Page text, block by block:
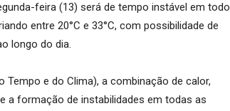
feira (13) será de tempo instável em todo
entre 20°C e 33°C, com possibilidade de
longo do dia.
e do Clima), a combinação de calor,
a formação de instabilidades em todas as